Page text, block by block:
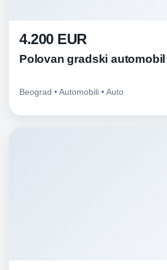
4.200 EUR
Polovan gradski automobil
Beograd • Automobili • Auto